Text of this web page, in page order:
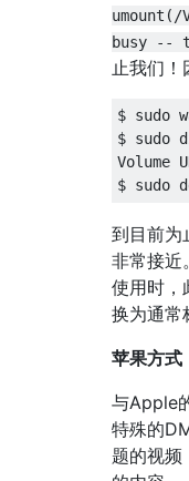
umount(/
busy --
止我们！
$ sudo
$ sudo
Volume
到目前为
非常接近
使用时，
换为通常
苹果方式
与Apple
特殊的
题的视频